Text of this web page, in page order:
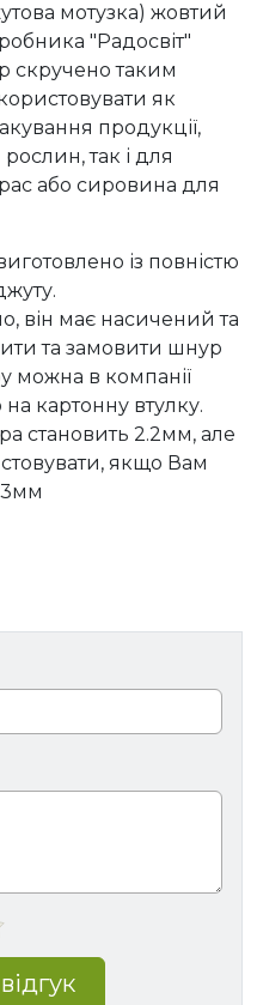
мотузка) жовтий
"Радосвіт"
скручено таким
як
продукції,
так і для
або сировина для
із повністю
він має насичений та
та замовити шнур
можна в компанії
картонну втулку.
становить 2.2мм, але
якщо Вам
3мм